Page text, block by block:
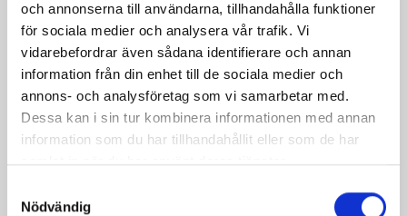
och annonserna till användarna, tillhandahålla funktioner
för sociala medier och analysera vår trafik. Vi
vidarebefordrar även sådana identifierare och annan
information från din enhet till de sociala medier och
annons- och analysföretag som vi samarbetar med.
Dessa kan i sin tur kombinera informationen med annan
information som du har tillhandahållit eller som de har
samlat in när du har använt deras tjänster.
Nödvändig